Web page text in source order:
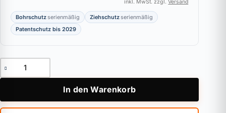
inkl. MwSt. zzgl.Versand
Bohrschutzserienmäßig Ziehschutzserienmäßig
Patentschutz bis 2029
Profil-Doppelzylinder WINKHAUS keyTec N-Tra Menge
In den Warenkorb